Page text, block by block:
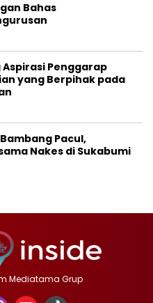
Bahas
Aspirasi Penggarap
yang Berpihak pada
Pacul,
Nakes di Sukabumi
Mediatama Grup